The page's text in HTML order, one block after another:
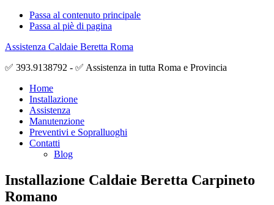
Passa al contenuto principale
Passa al piè di pagina
Assistenza Caldaie Beretta Roma
✅ 393.9138792 - ✅ Assistenza in tutta Roma e Provincia
Home
Installazione
Assistenza
Manutenzione
Preventivi e Sopralluoghi
Contatti
Blog
Installazione Caldaie Beretta Carpineto
Romano